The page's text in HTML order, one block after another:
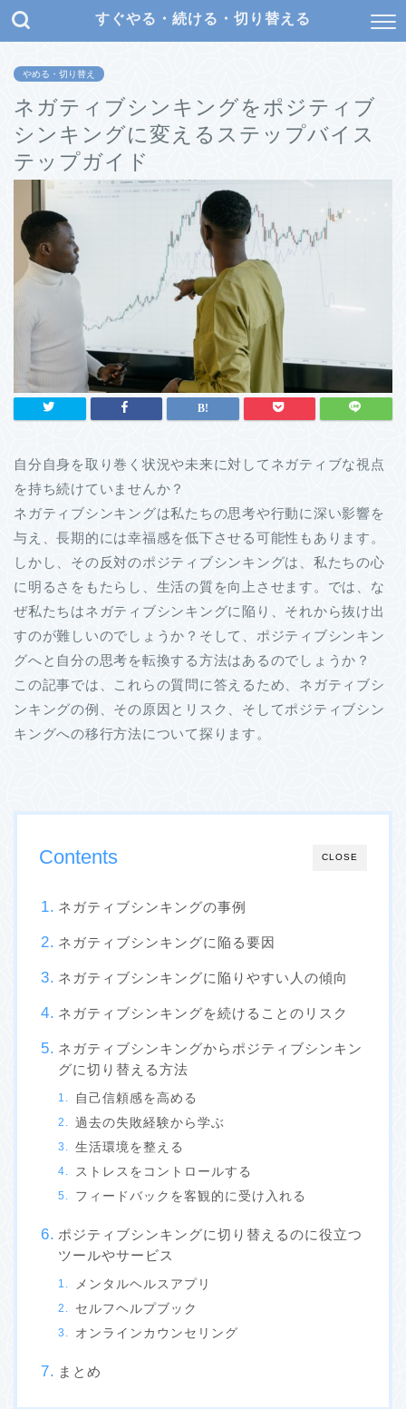
すぐやる・続ける・切り替える
やめる・切り替え
ネガティブシンキングをポジティブ
シンキングに変えるステップバイス
テップガイド
自分自身を取り巻く状況や未来に対してネガティブな視点
を持ち続けていませんか？
ネガティブシンキングは私たちの思考や行動に深い影響を
与え、長期的には幸福感を低下させる可能性もあります。
しかし、その反対のポジティブシンキングは、私たちの心
に明るさをもたらし、生活の質を向上させます。では、な
ぜ私たちはネガティブシンキングに陥り、それから抜け出
すのが難しいのでしょうか？そして、ポジティブシンキン
グへと自分の思考を転換する方法はあるのでしょうか？
この記事では、これらの質問に答えるため、ネガティブシ
ンキングの例、その原因とリスク、そしてポジティブシン
キングへの移行方法について探ります。
CLOSE
Contents
ネガティブシンキングの事例
ネガティブシンキングに陥る要因
ネガティブシンキングに陥りやすい人の傾向
ネガティブシンキングを続けることのリスク
ネガティブシンキングからポジティブシンキン
グに切り替える方法
自己信頼感を高める
過去の失敗経験から学ぶ
生活環境を整える
ストレスをコントロールする
フィードバックを客観的に受け入れる
ポジティブシンキングに切り替えるのに役立つ
ツールやサービス
メンタルヘルスアプリ
セルフヘルプブック
オンラインカウンセリング
まとめ